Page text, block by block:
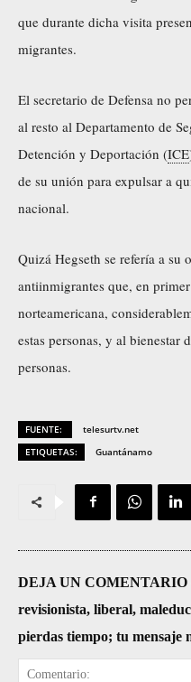
que durante dicha visita
migrantes.
El secretario de Defensa no
al resto al Departamento de
Detención y Deportación (ICE
de su unión para expulsar a
nacional.
Quizá Hegseth se refería a
antiinmigrantes que, en
norteamericana,
estas personas, y al
personas.
FUENTE:
telesurtv.net
ETIQUETAS:
Guantánamo
DEJA UN COMENTARIO
revisionista, liberal,
pierdas tiempo; tu mensaje